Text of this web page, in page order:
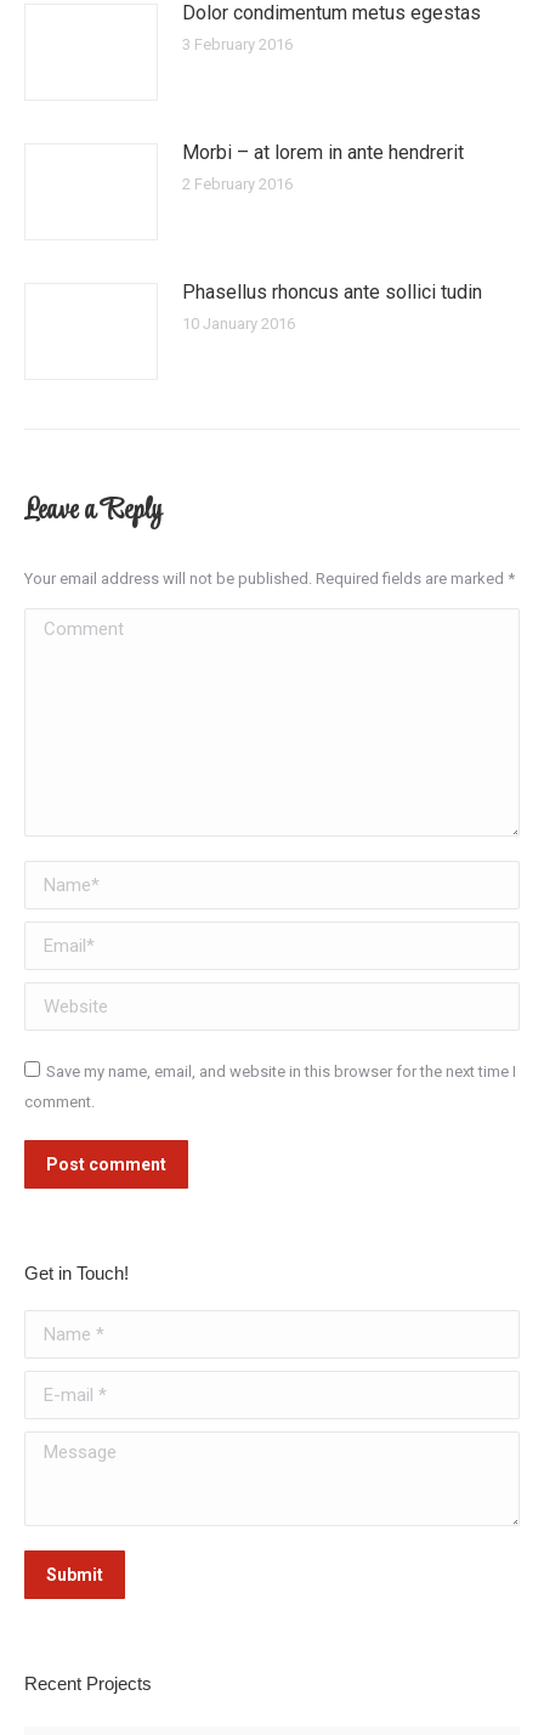
Dolor condimentum metus egestas
3 February 2016
Morbi – at lorem in ante hendrerit
2 February 2016
Phasellus rhoncus ante sollici tudin
10 January 2016
Leave a Reply
Your email address will not be published. Required fields are marked *
Comment
Name *
Email *
Website
Save my name, email, and website in this browser for the next time I
comment.
Post comment
Get in Touch!
Message
Submit
Recent Projects